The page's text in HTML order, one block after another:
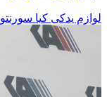
لوازم یدکی کیا سورنتو